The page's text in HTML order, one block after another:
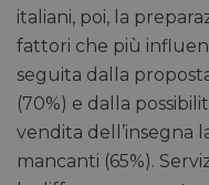
italiani, poi, la
fattori che più
seguita dalla
(70%) e dalla
vendita dell’insegna
mancanti (65%).